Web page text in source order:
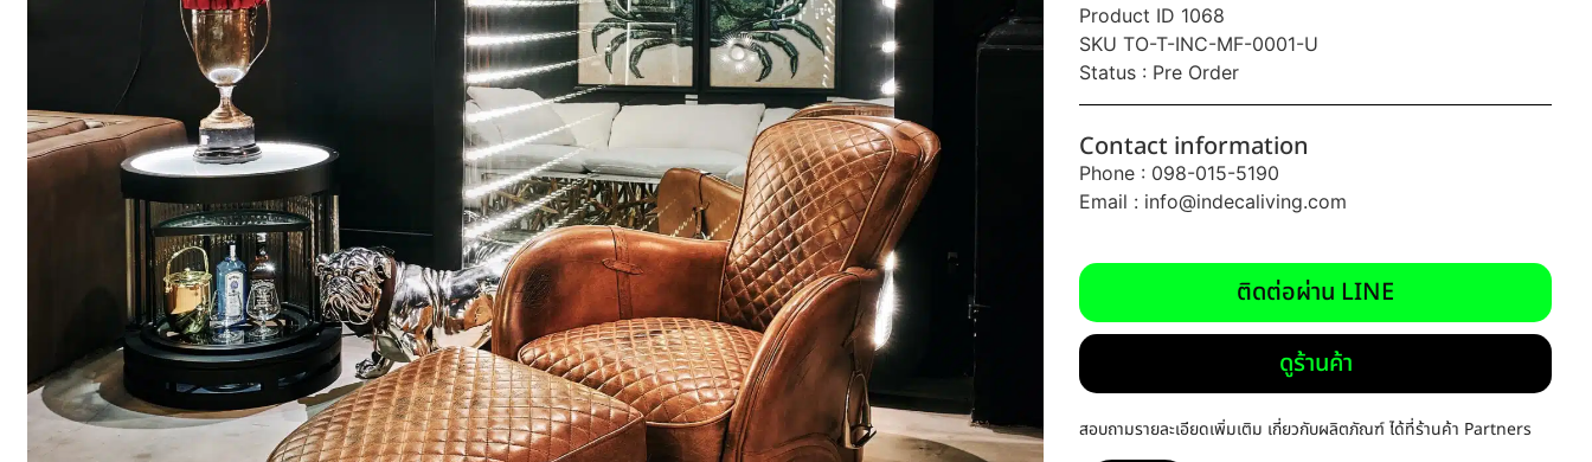
Product ID 1068
SKU TO-T-INC-MF-0001-U
Status : Pre Order
Contact information
Phone : 098-015-5190
Email : info@indecaliving.com
ติดต่อผ่าน LINE
ดูร้านค้า
สอบถามรายละเอียดเพิ่มเติม เกี่ยวกับผลิตภัณฑ์ ได้ที่ร้านค้า Partners